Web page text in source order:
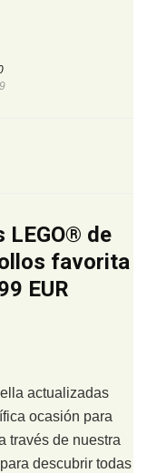
9
LEGO® de
favorita
EUR
actualizadas
ocasión para
través de nuestra
descubrir todas